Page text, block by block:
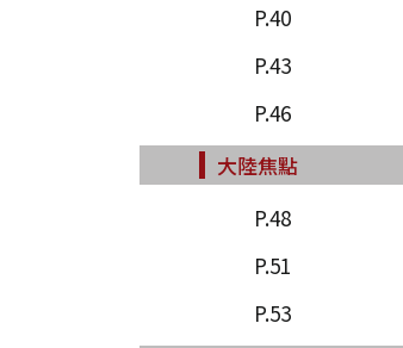
P.40
P.43
P.46
大陸焦點
P.48
P.51
P.53